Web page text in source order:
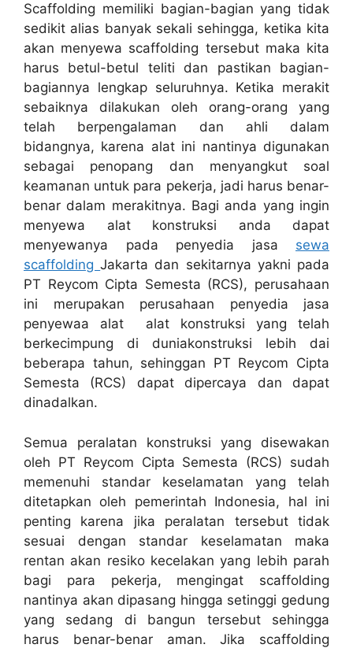
Scaffolding memiliki bagian-bagian yang tidak
sedikit alias banyak sekali sehingga, ketika kita
akan menyewa scaffolding tersebut maka kita
harus betul-betul teliti dan pastikan bagian-
bagiannya lengkap seluruhnya. Ketika merakit
sebaiknya dilakukan oleh orang-orang yang
telah berpengalaman dan ahli dalam
bidangnya, karena alat ini nantinya digunakan
sebagai penopang dan menyangkut soal
keamanan untuk para pekerja, jadi harus benar-
benar dalam merakitnya. Bagi anda yang ingin
menyewa alat konstruksi anda dapat
menyewanya pada penyedia jasa sewa
scaffoldingJakarta dan sekitarnya yakni pada
PT Reycom Cipta Semesta (RCS), perusahaan
ini merupakan perusahaan penyedia jasa
penyewaa alat alat konstruksi yang telah
berkecimpung di duniakonstruksi lebih dai
beberapa tahun, sehinggan PT Reycom Cipta
Semesta (RCS) dapat dipercaya dan dapat
dinadalkan.
Semua peralatan konstruksi yang disewakan
oleh PT Reycom Cipta Semesta (RCS) sudah
memenuhi standar keselamatan yang telah
ditetapkan oleh pemerintah Indonesia, hal ini
penting karena jika peralatan tersebut tidak
sesuai dengan standar keselamatan maka
rentan akan resiko kecelakan yang lebih parah
bagi para pekerja, mengingat scaffolding
nantinya akan dipasang hingga setinggi gedung
yang sedang di bangun tersebut sehingga
harus benar-benar aman. Jika scaffolding